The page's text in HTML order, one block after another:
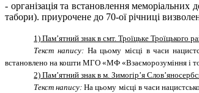
- організація та встановлення меморіальних
табори). приурочене до 70-ої річниці
1) Пам’ятний знак в смт. Троїцьке Троїцького
Текст напису:На цьому місці в часи
встановлено на кошти МГО «МФ «Взаєморозуміння і
2) Пам’ятний знак в м. Зимогір’я
Текст напису: На цьому місці в часи